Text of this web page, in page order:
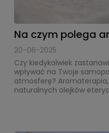
Na czym polega
20-06-2025
Czy kiedykolwiek
wpływać na Twoje
atmosferę?
naturalnych olejków